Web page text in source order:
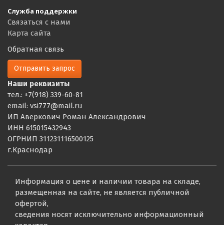
Служба поддержки
Связаться с нами
Карта сайта
Обратная связь
Отправить запрос
Наши реквизиты
тел.: +7(918) 339-60-81
email: vsi777@mail.ru
ИП Аверкович Роман Александрович
ИНН 615015432943
ОГРНИП 311231116500125
г.Краснодар
Информация о цене и наличии товара на складе,
размещенная на сайте, не является публичной
офертой,
сведения носят исключительно информационный